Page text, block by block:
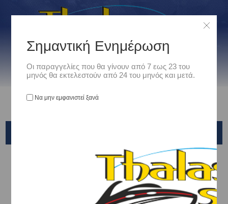
ΚΑΣΕΛΑΚΙΑ - ΤΣΑΝΤΕΣ - ΘΗΚΕΣ /
ΚΑΣΕΛΑΚΙΑ - ΚΑΣΕΤΙΝΕΣ / VERSUS
Σημαντική Ενημέρωση
Οι παραγγελίες που θα γίνουν από 7 εως 23 του
μηνός θα εκτελεστούν από 24 του μηνός και μετά.
Να μην εμφανιστεί ξανά